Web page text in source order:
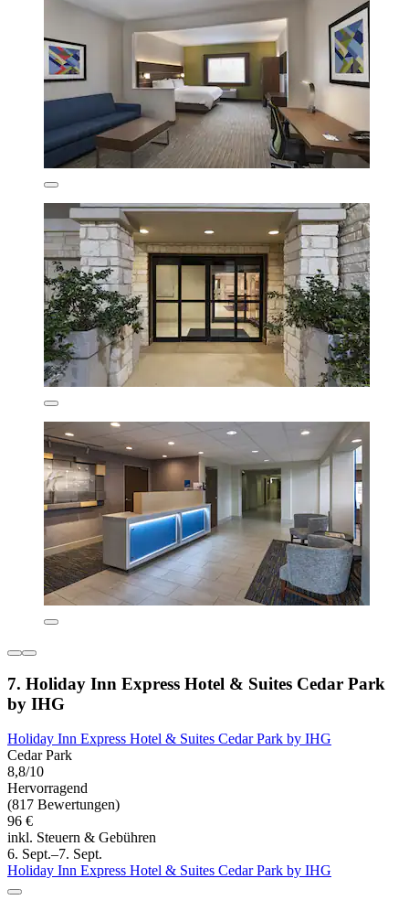
7. Holiday Inn Express Hotel & Suites Cedar Park
by IHG
Holiday Inn Express Hotel & Suites Cedar Park by IHG
Cedar Park
8,8/10
Hervorragend
(817 Bewertungen)
96 €
inkl. Steuern & Gebühren
6. Sept.–7. Sept.
Holiday Inn Express Hotel & Suites Cedar Park by IHG